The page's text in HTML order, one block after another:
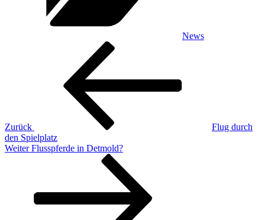
News
Beitragsnavigation
Zurück
Flug durch
den Spielplatz
Nächster
Weiter Flusspferde in Detmold?